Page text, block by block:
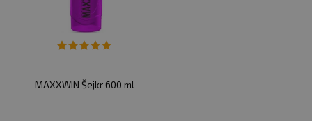
MAXXWIN Šejkr 600 ml